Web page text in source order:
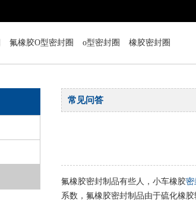
氟橡胶O型密封圈 o型密封圈 橡胶密封圈
常见问答
氟橡胶密封制品有些人，小车橡胶密
系数，氟橡胶密封制品由于硫化橡